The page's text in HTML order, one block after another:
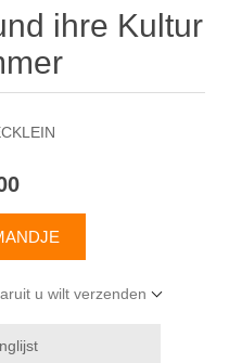
ihre Kultur
u wilt verzenden